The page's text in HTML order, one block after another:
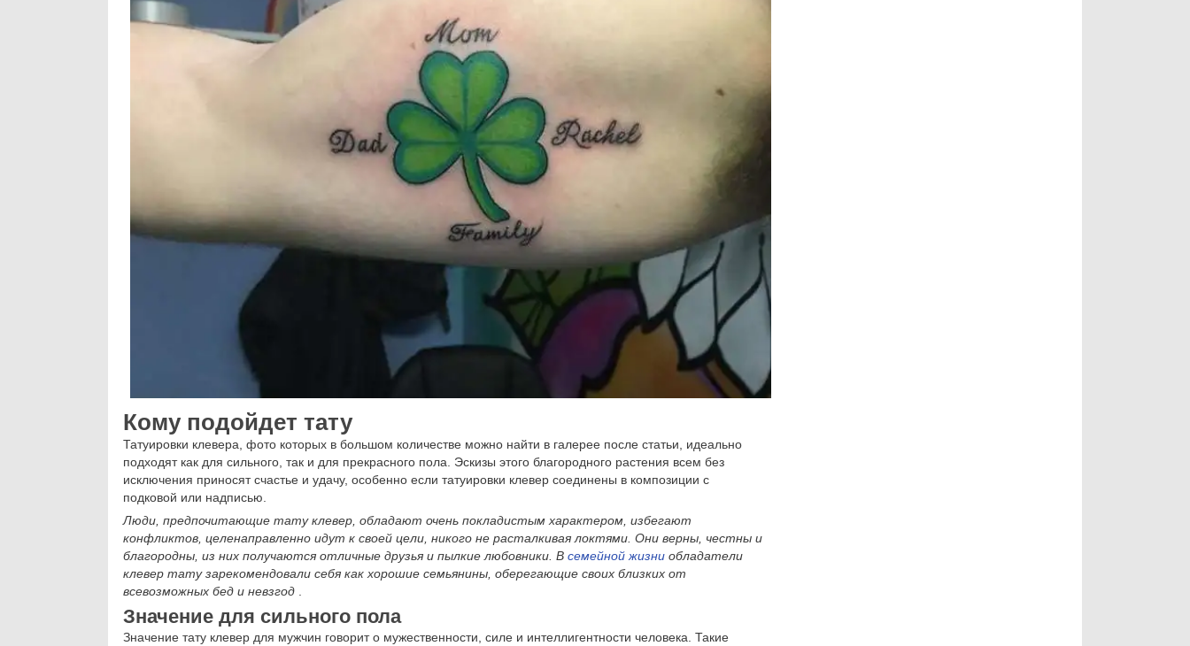
Кому подойдет тату
Татуировки клевера, фото которых в большом количестве можно найти в галерее после статьи, идеально
подходят как для сильного, так и для прекрасного пола. Эскизы этого благородного растения всем без
исключения приносят счастье и удачу, особенно если татуировки клевер соединены в композиции с
подковой или надписью.
Люди, предпочитающие тату клевер, обладают очень покладистым характером, избегают
конфликтов, целенаправленно идут к своей цели, никого не расталкивая локтями. Они верны, честны и
благородны, из них получаются отличные друзья и пылкие любовники. В семейной жизни обладатели
клевер тату зарекомендовали себя как хорошие семьянины, оберегающие своих близких от
всевозможных бед и невзгод
Значение для сильного пола
Значение тату клевер для мужчин говорит о мужественности, силе и интеллигентности человека. Такие